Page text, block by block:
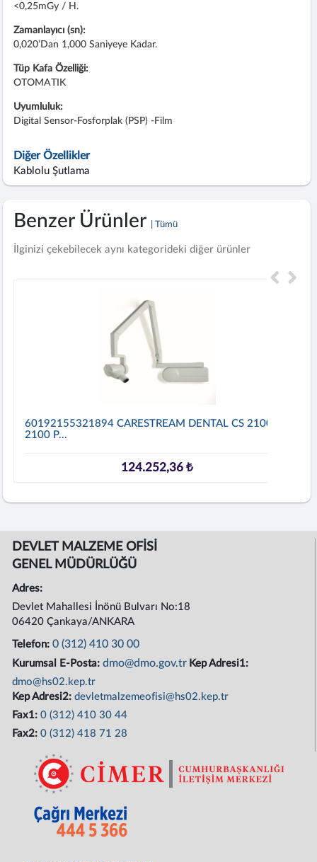
<0,25mGy / H.
Zamanlayıcı (sn):
0,020’dan 1,000 Saniyeye Kadar.
Tüp Kafa Özelliği:
OTOMATIK
Uyumluluk:
Digital Sensor-Fosforplak (PSP) -Film
Diğer Özellikler
Kablolu Şutlama
Benzer Ürünler | Tümü
İlginizi çekebilecek aynı kategorideki diğer ürünler
60192155321894 CARESTREAM DENTAL CS 2100 CS
2100 P...
124.252,36 ₺
DEVLET MALZEME OFİSİ
GENEL MÜDÜRLÜĞÜ
Adres:
Devlet Mahallesi İnönü Bulvarı No:18
06420 Çankaya/ANKARA
Telefon:0 (312) 410 30 00
Kurumsal E-Posta:dmo@dmo.gov.tr Kep Adresi1:
dmo@hs02.kep.tr
Kep Adresi2:devletmalzemeofisi@hs02.kep.tr
Fax1:0 (312) 410 30 44
Fax2:0 (312) 418 71 28